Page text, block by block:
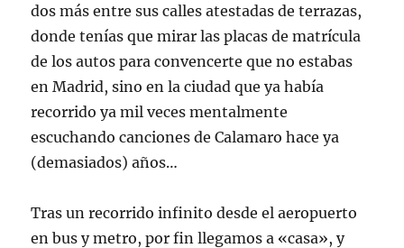
dos más entre sus calles atestadas de terrazas,
donde tenías que mirar las placas de matrícula
de los autos para convencerte que no estabas
en Madrid, sino en la ciudad que ya había
recorrido ya mil veces mentalmente
escuchando canciones de Calamaro hace ya
(demasiados) años…
Tras un recorrido infinito desde el aeropuerto
en bus y metro, por fin llegamos a «casa», y